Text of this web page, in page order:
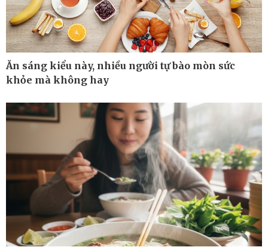
Thế giới
Cuộc sống đó đây
Hồ sơ
Video
E-Magazine
Infographic
Kinh tế
Bất động sản
Khởi nghiệp
Thị trường
Giá vàng
Tiêu dùng
Ăn sáng kiểu này, nhiều người tự bào mòn sức
khỏe mà không hay